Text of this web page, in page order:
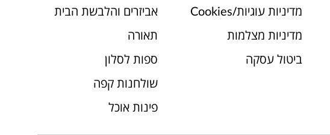
מדיניות עוגיות/Cookies
מדיניות מצלמות
ביטול עסקה
אביזרים והלבשת הבית
תאורה
ספות לסלון
שולחנות קפה
פינות אוכל